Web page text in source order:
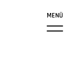
MENÜ